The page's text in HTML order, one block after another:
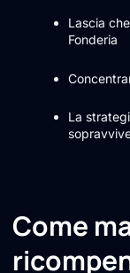
Lascia
Fonderia
La
Come